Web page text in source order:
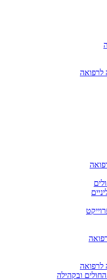
לרפואה
לרפואה
ובקהילה